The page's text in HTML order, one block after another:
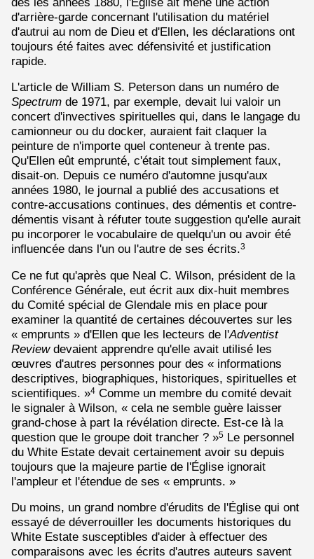
d'arrière-garde concernant l'utilisation du matériel
d'autrui au nom de Dieu et d'Ellen, les déclarations ont
toujours été faites avec défensivité et justification
rapide.
L'article de William S. Peterson dans un numéro de
Spectrum de 1971, par exemple, devait lui valoir un
concert d'invectives spirituelles qui, dans le langage du
camionneur ou du docker, auraient fait claquer la
peinture de n'importe quel conteneur à trente pas.
Qu'Ellen eût emprunté, c'était tout simplement faux,
disait-on. Depuis ce numéro d'automne jusqu'aux
années 1980, le journal a publié des accusations et
contre-accusations continues, des démentis et contre-
démentis visant à réfuter toute suggestion qu'elle aurait
pu incorporer le vocabulaire de quelqu'un ou avoir été
influencée dans l'un ou l'autre de ses écrits.3
Ce ne fut qu'après que Neal C. Wilson, président de la
Conférence Générale, eut écrit aux dix-huit membres
du Comité spécial de Glendale mis en place pour
examiner la quantité de certaines découvertes sur les
« emprunts » d'Ellen que les lecteurs de l'Adventist
Reviewdevaient apprendre qu'elle avait utilisé les
œuvres d'autres personnes pour des « informations
descriptives, biographiques, historiques, spirituelles et
scientifiques. »4 Comme un membre du comité devait
le signaler à Wilson, « cela ne semble guère laisser
grand-chose à part la révélation directe. Est-ce là la
question que le groupe doit trancher ? »5 Le personnel
du White Estate devait certainement avoir su depuis
toujours que la majeure partie de l'Église ignorait
l'ampleur et l'étendue de ses « emprunts. »
Du moins, un grand nombre d'érudits de l'Église qui ont
essayé de déverrouiller les documents historiques du
White Estate susceptibles d'aider à effectuer des
comparaisons avec les écrits d'autres auteurs savent